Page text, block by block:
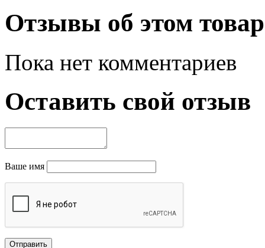
Отзывы об этом
Пока нет комментариев
Оставить свой отзыв
Ваше имя